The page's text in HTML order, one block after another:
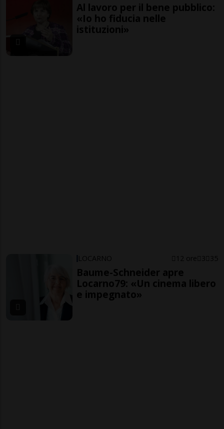
Al lavoro per il bene pubblico:
«Io ho fiducia nelle
istituzioni»
LOCARNO 12 ore 3 35
Baume-Schneider apre
Locarno79: «Un cinema libero
e impegnato»